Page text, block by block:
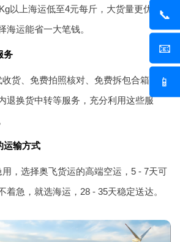
📞
📧
📱
以上海运低至4元每斤，大货量更优惠。
海运能省一大笔钱。
务
货、免费拍照核对、免费拆包合箱、免
退换货中转等服务，充分利用这些服
运输方式
，选择奥飞货运的高端空运，5 - 7天可
着急，就选海运，28 - 35天稳定送达。